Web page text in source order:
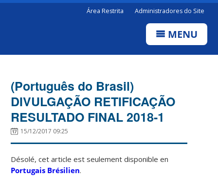
Área Restrita Administradores do Site
MENU
(Português do Brasil)
DIVULGAÇÃO RETIFICAÇÃO
RESULTADO FINAL 2018-1
15/12/2017 09:25
Désolé, cet article est seulement disponible en
Portugais Brésilien.